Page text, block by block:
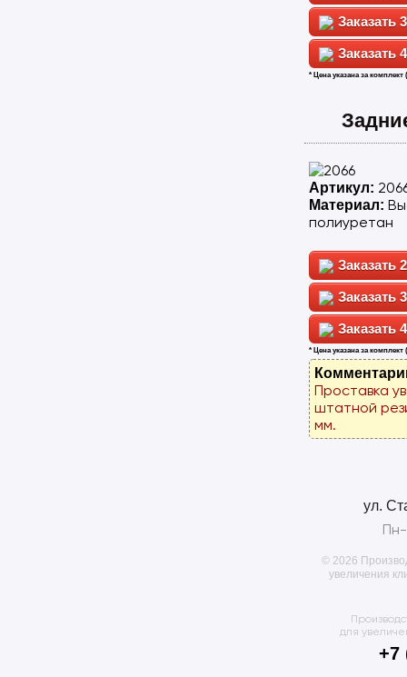
* Цена указана за
Артикул:
Материал:
полиуретан
* Цена указана за комплект
Проставка
штатной
мм.
ул.
© 2026
увеличения
для
+7